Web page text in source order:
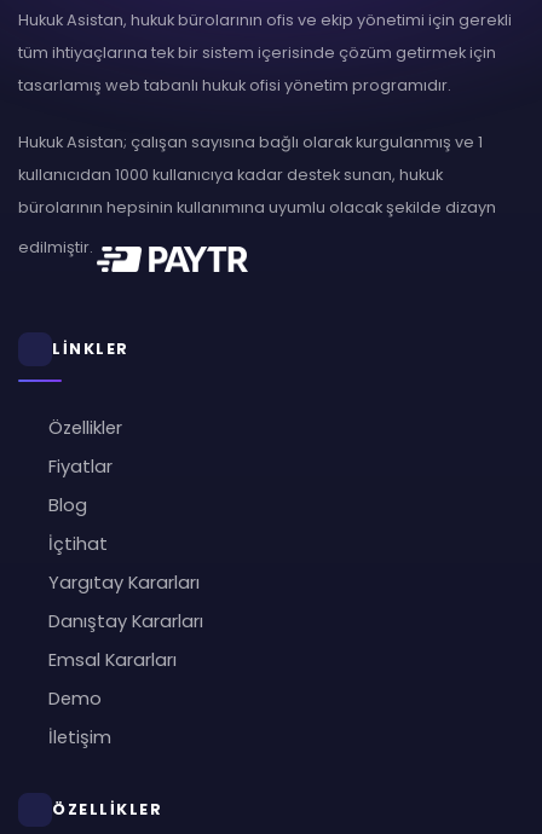
Hukuk Asistan, hukuk bürolarının ofis ve ekip yönetimi için gerekli
tüm ihtiyaçlarına tek bir sistem içerisinde çözüm getirmek için
tasarlamış web tabanlı hukuk ofisi yönetim programıdır.
Hukuk Asistan; çalışan sayısına bağlı olarak kurgulanmış ve 1
kullanıcıdan 1000 kullanıcıya kadar destek sunan, hukuk
bürolarının hepsinin kullanımına uyumlu olacak şekilde dizayn
edilmiştir.
LİNKLER
Özellikler
Fiyatlar
Blog
İçtihat
Yargıtay Kararları
Danıştay Kararları
Emsal Kararları
Demo
İletişim
ÖZELLİKLER